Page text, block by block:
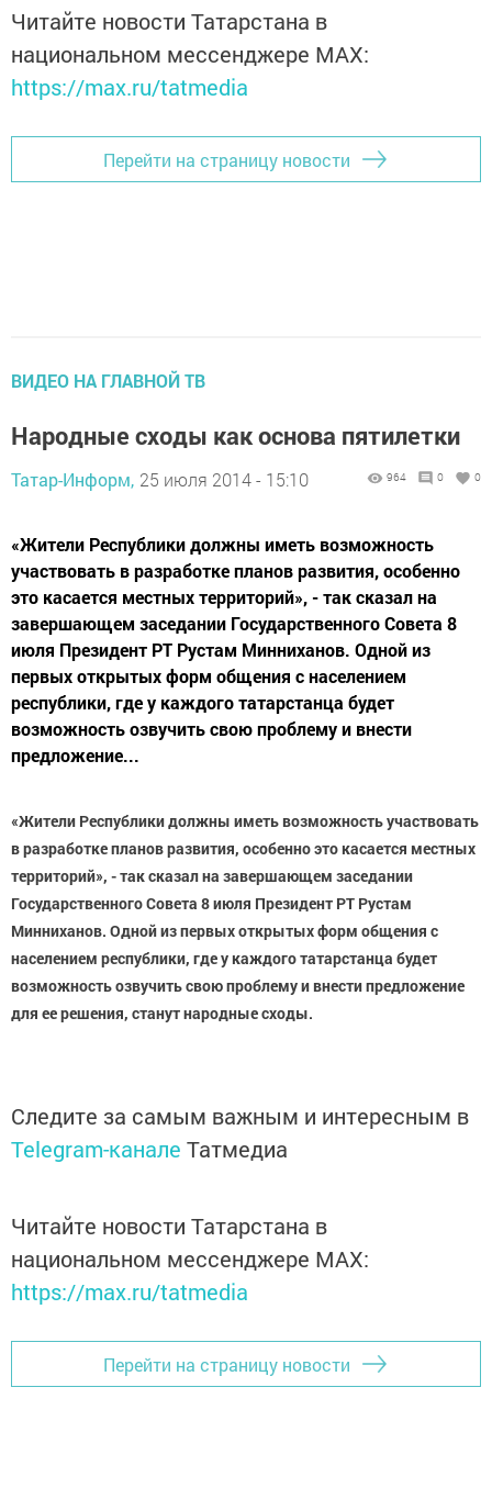
Читайте новости Татарстана в
национальном мессенджере MАХ:
https://max.ru/tatmedia
Перейти на страницу новости
ВИДЕО НА ГЛАВНОЙ ТВ
Народные сходы как основа пятилетки
Татар-Информ, 25 июля 2014 - 15:10 964 0 0
«Жители Республики должны иметь возможность
участвовать в разработке планов развития, особенно
это касается местных территорий», - так сказал на
завершающем заседании Государственного Совета 8
июля Президент РТ Рустам Минниханов. Одной из
первых открытых форм общения с населением
республики, где у каждого татарстанца будет
возможность озвучить свою проблему и внести
предложение...
«Жители Республики должны иметь возможность участвовать
в разработке планов развития, особенно это касается местных
территорий», - так сказал на завершающем заседании
Государственного Совета 8 июля Президент РТ Рустам
Минниханов. Одной из первых открытых форм общения с
населением республики, где у каждого татарстанца будет
возможность озвучить свою проблему и внести предложение
для ее решения, станут народные сходы.
Следите за самым важным и интересным в
Telegram-канале Татмедиа
Читайте новости Татарстана в
национальном мессенджере MАХ:
https://max.ru/tatmedia
Перейти на страницу новости